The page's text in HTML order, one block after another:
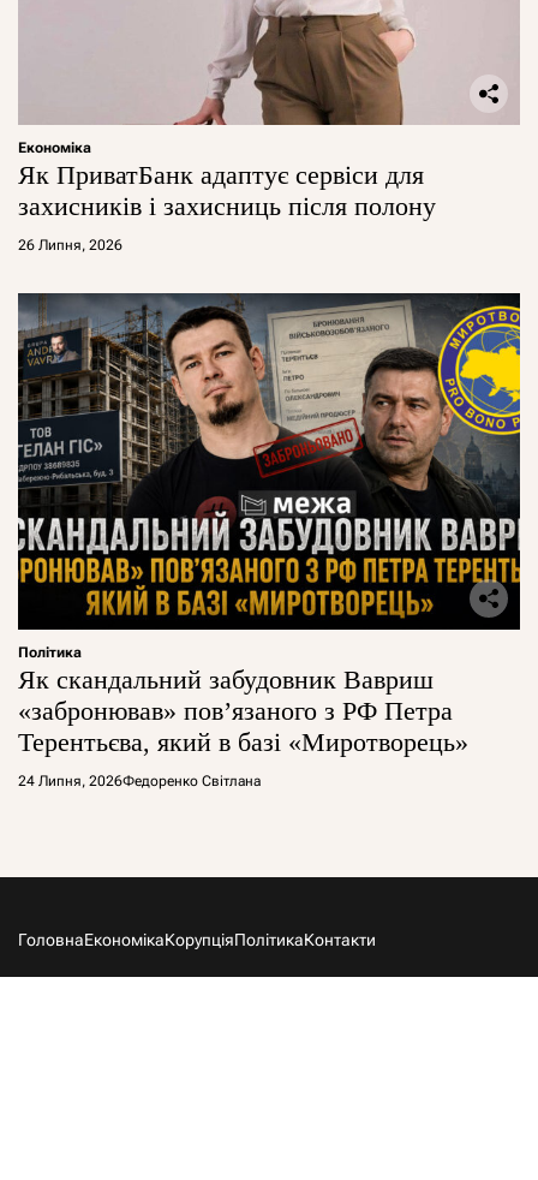
Економіка
Як ПриватБанк адаптує сервіси для
захисників і захисниць після полону
26 Липня, 2026
Політика
Як скандальний забудовник Вавриш
«забронював» повʼязаного з РФ Петра
Терентьєва, який в базі «Миротворець»
24 Липня, 2026Федоренко Світлана
ГоловнаЕкономікаКорупціяПолітикаКонтакти